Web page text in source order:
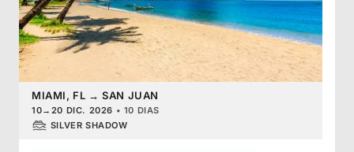
MIAMI, FL → SAN JUAN
10→ 20 DIC. 2026 • 10 DIAS
SILVER SHADOW